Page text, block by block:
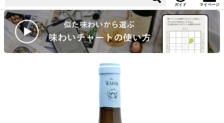
ガイド マイページ